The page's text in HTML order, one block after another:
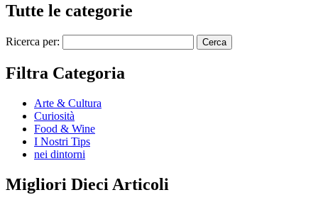
Tutte le categorie
Ricerca per:
Filtra Categoria
Arte & Cultura
Curiosità
Food & Wine
I Nostri Tips
nei dintorni
Migliori Dieci Articoli